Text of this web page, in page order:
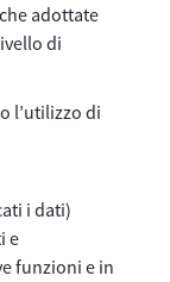
adottate
di
l’utilizzo di
i dati)
e
funzioni e in